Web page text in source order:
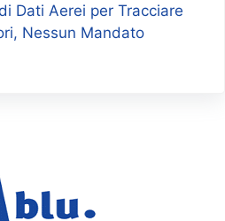
Dati Aerei per Tracciare
Nessun Mandato